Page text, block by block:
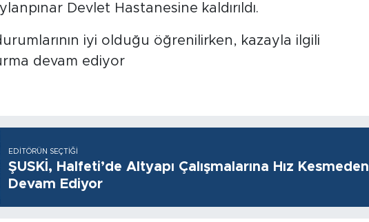
Devlet Hastanesine kaldırıldı.
iyi olduğu öğrenilirken, kazayla ilgili
devam ediyor
EDITÖRÜN SEÇTIĞI
ŞUSKİ, Halfeti’de Altyapı Çalışmalarına Hız Kesmeden
Devam Ediyor